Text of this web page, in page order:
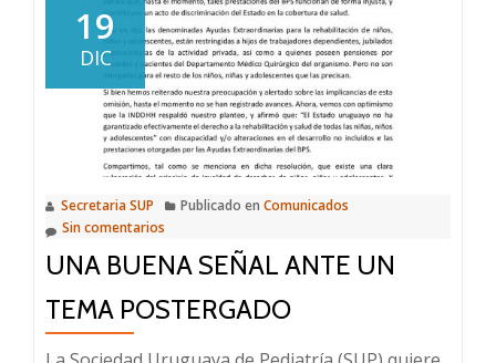
19
DIC
Secretaria SUP Publicado en Comunicados
Sin comentarios
UNA BUENA SEÑAL ANTE UN
TEMA POSTERGADO